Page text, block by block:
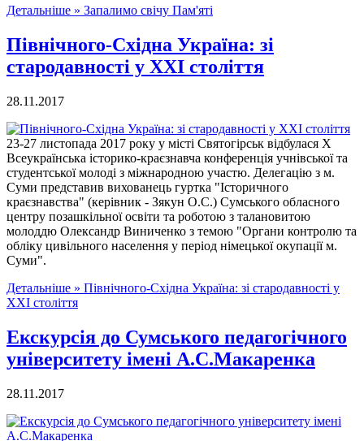
Детальніше » Запалимо свічу Пам'яті
Північного-Східна Україна: зі
стародавності у ХХІ століття
28.11.2017
23-27 листопада 2017 року у місті Святогірськ відбулася Х
Всеукраїнська історико-краєзнавча конференція учнівської та
студентської молоді з міжнародною участю. Делегацію з м.
Суми представив вихованець гуртка "Історичного
краєзнавства" (керівник - Зякун О.С.) Сумського обласного
центру позашкільної освіти та роботою з талановитою
молоддю Олександр Виниченко з темою "Органи контролю та
обліку цивільного населення у період німецької окупації м.
Суми".
Детальніше » Північного-Східна Україна: зі стародавності у
ХХІ століття
Екскурсія до Сумського педагогічного
університету імені А.С.Макаренка
28.11.2017